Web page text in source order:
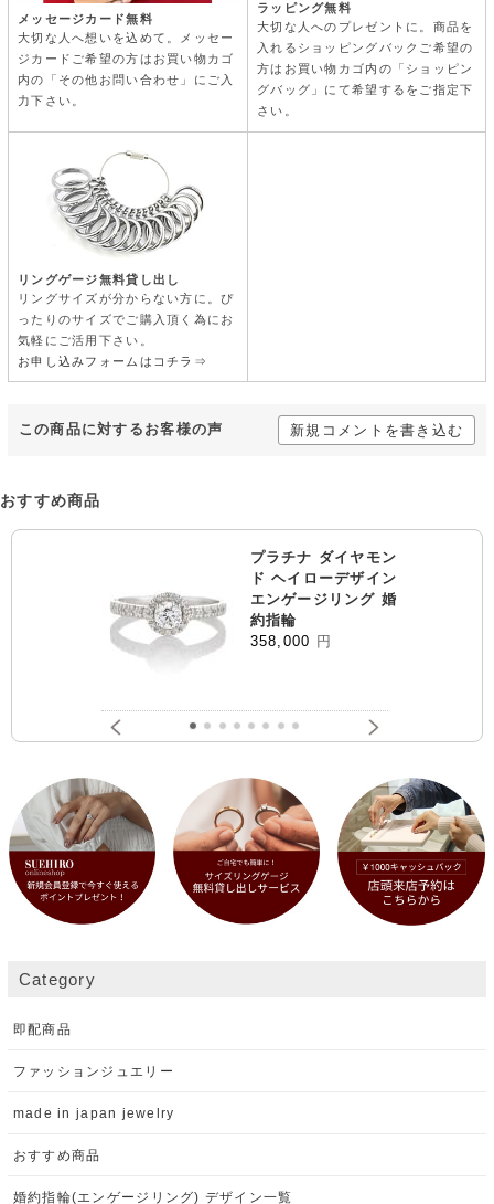
メッセージカード無料
大切な人へ想いを込めて。メッセー
ジカードご希望の方はお買い物カゴ
内の「その他お問い合わせ」にご入
力下さい。
ラッピング無料
大切な人へのプレゼントに。商品を
入れるショッピングバックご希望の
方はお買い物カゴ内の「ショッピン
グバッグ」にて希望するをご指定下
さい。
リングゲージ無料貸し出し
リングサイズが分からない方に。ぴ
ったりのサイズでご購入頂く為にお
気軽にご活用下さい。
お申し込みフォームはコチラ⇒
この商品に対するお客様の声 新規コメントを書き込む
おすすめ商品
プラチナ ダイヤモン
ド ヘイローデザイン
エンゲージリング 婚
約指輪
358,000 円
Category
即配商品
ファッションジュエリー
made in japan jewelry
おすすめ商品
婚約指輪(エンゲージリング) デザイン一覧